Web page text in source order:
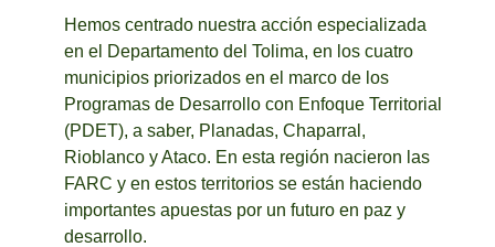
Hemos centrado nuestra acción especializada
en el Departamento del Tolima, en los cuatro
municipios priorizados en el marco de los
Programas de Desarrollo con Enfoque Territorial
(PDET), a saber, Planadas, Chaparral,
Rioblanco y Ataco. En esta región nacieron las
FARC y en estos territorios se están haciendo
importantes apuestas por un futuro en paz y
desarrollo.